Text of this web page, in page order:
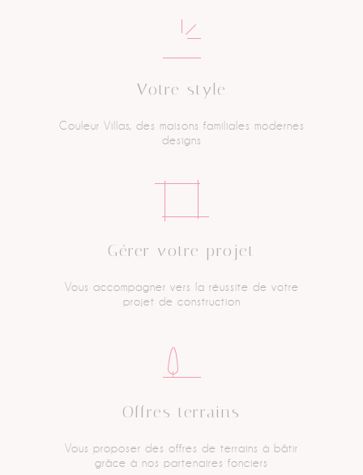
Votre style
Couleur Villas, des maisons familiales modernes
designs
Gérer votre projet
Vous accompagner vers la réussite de votre
projet de construction
Offres terrains
Vous proposer des offres de terrains à bâtir
grâce à nos partenaires fonciers